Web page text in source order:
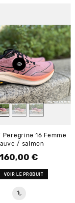
Peregrine 16 Femme
/ salmon
Prix
160,00 €
VOIR LE PRODUIT